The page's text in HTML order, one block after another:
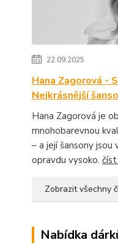
22.09.2025
Hana Zagorová -
Nejkrásnější
Hana Zagorová je
mnohobarevnou
– a její šansony jsou
opravdu vysoko.
Zobrazit všechny
Nabídka